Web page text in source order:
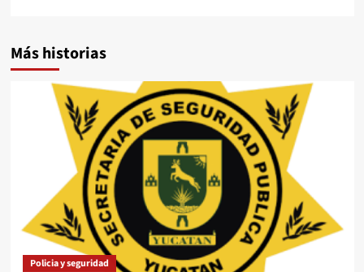
Más historias
Policia y seguridad